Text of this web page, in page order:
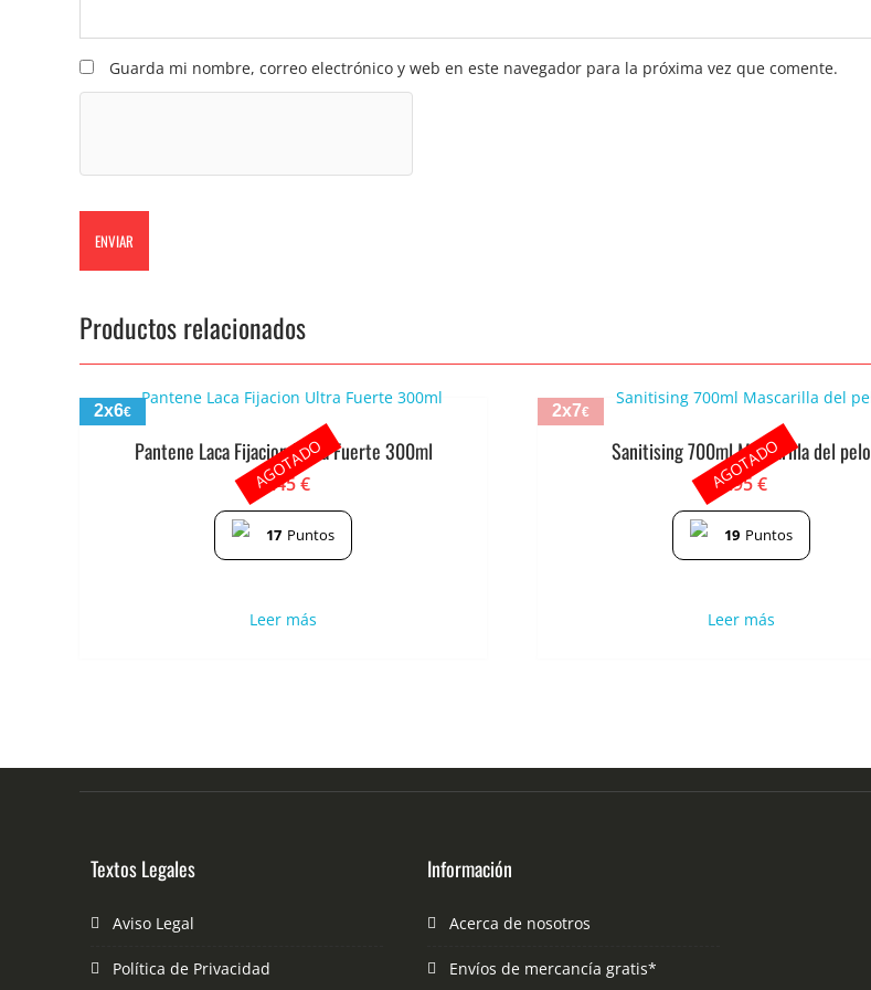
Guarda mi nombre, correo electrónico y web en este navegador para la próxima vez que comente.
Productos relacionados
2x6€
Pantene Laca Fijacion Ultra Fuerte 300ml
3.45€
17 Puntos
Leer más
AGOTADO
2x7€
Sanitising 700ml Mascarilla del pelo
3.95€
19 Puntos
Leer más
AGOTADO
Textos Legales
Aviso Legal
Política de Privacidad
Información
Acerca de nosotros
Envíos de mercancía gratis*